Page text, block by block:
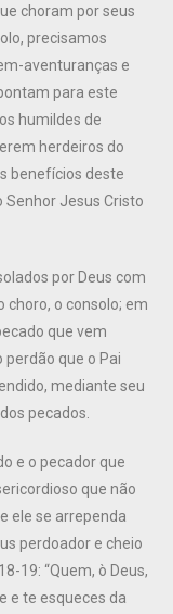
choram por seus
precisamos
aventuranças e
para este
humildes de
herdeiros do
benefícios deste
Senhor Jesus Cristo
por Deus com
choro, o consolo; em
que vem
que o Pai
mediante seu
pecados.
e o pecador que
que não
ele se arrependa
perdoador e cheio
19: “Quem, ò Deus,
e te esqueces da